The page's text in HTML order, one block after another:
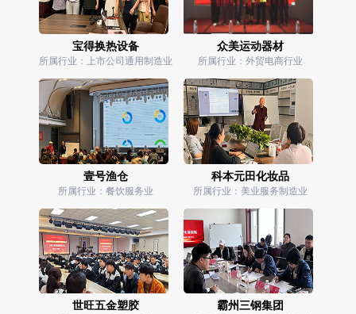
宝得换热设备
所属行业：上市公司通用制造业
众美运动器材
所属行业：外贸电商行业
壹号渔仓
所属行业：餐饮服务业
科本元田化妆品
所属行业：美业服务制造业
世旺五金塑胶 霸州三钢集团